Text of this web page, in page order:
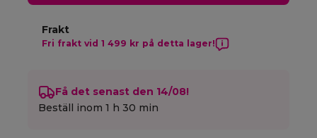
Frakt
Fri frakt vid 1 499 kr på detta lager!
Få det senast den 14/08!
Beställ inom1 h 30 min